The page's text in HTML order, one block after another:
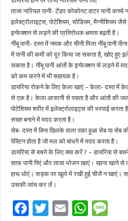
ताजा नारियल पानी- टेंडर कोकोनट वाटर यानी कच्चे
इलेक्ट्रोलाइट्स, पोटेशियम, सोडियम, मैग्नीशियम जैसे
इन्फेक्शन से लड़ने की प्रतिरोधक क्षमता बढ़ती है।
नींबू पानी- दस्त में नमक और चीनी मिला नींबू पानी
में पानी की कमी को दूर किया जा सकता है, खोए हुए
सकता है। नींबू पानी आंतों के इन्फेक्शन से लड़ने में
को कम करने में भी सहायक है।
डायरिया रोकने के लिए केला खाएं – केला- दस्त में
से एक है। केला आसानी से पचता है और आंतों की
पोटेशियम शरीर में इलेक्ट्रोलाइट्स की भरपाई
सख्त बनाने में मदद करता है।
सेब- दस्त में बिना छिलके वाला पका हुआ सेब या सेब
पेक्टिन होता है जो मल को बांधने में मदद करता है।
डायरिया से बचने के लिए क्या करें ? – डायरिया से
साफ पानी पिएं और ताजा भोजन खाएं। खाना खाने
हाथ धोएं। सड़क पर खुले में रखी हुई चीजें न खाएं।
उसकी जांच कर लें।
F
T
E
W